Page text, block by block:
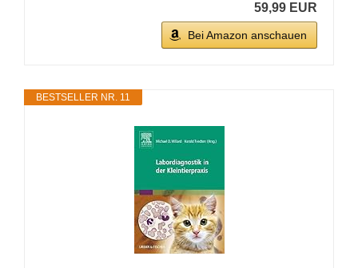
59,99 EUR
Bei Amazon anschauen
BESTSELLER NR. 11